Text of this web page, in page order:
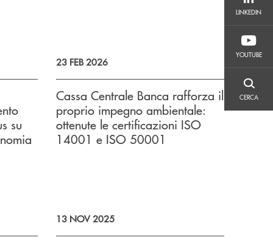
LINKEDIN
YOUTUBE
CERCA
CERCA
su
23 FEB 2026
Cassa Centrale Banca rafforza il
proprio impegno ambientale:
ottenute le certificazioni ISO
14001 e ISO 50001
13 NOV 2025